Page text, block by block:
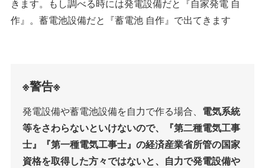
きます。もし調べる時には発電設備だと『自家発電 自
作』。蓄電池設備だと『蓄電池 自作』で出てきます
※警告※
発電設備や蓄電池設備を自力で作る場合、 電気系統
等をさわらないといけないので、『第二種電気工事
士』『第一種電気工事士』の経済産業省所管の国家
資格を取得した方々ではないと、自力で発電設備や